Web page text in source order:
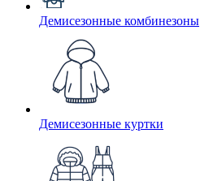
Демисезонные комбинезоны
Демисезонные куртки